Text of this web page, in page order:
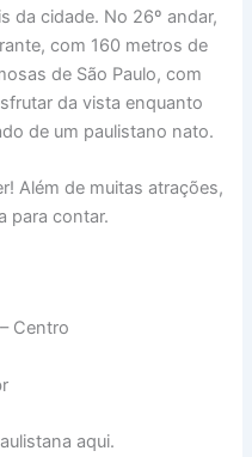
da cidade. No 26º andar,
com 160 metros de
de São Paulo, com
da vista enquanto
de um paulistano nato.
Além de muitas atrações,
para contar.
Centro
aqui.